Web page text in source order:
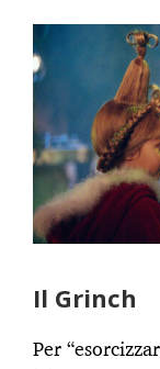
Il Grinch
Per